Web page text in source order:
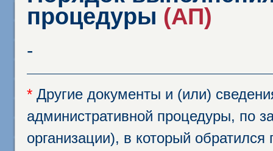
процедуры (АП)
-
* Другие документы и (или)
административной процедуры, по
организации), в который